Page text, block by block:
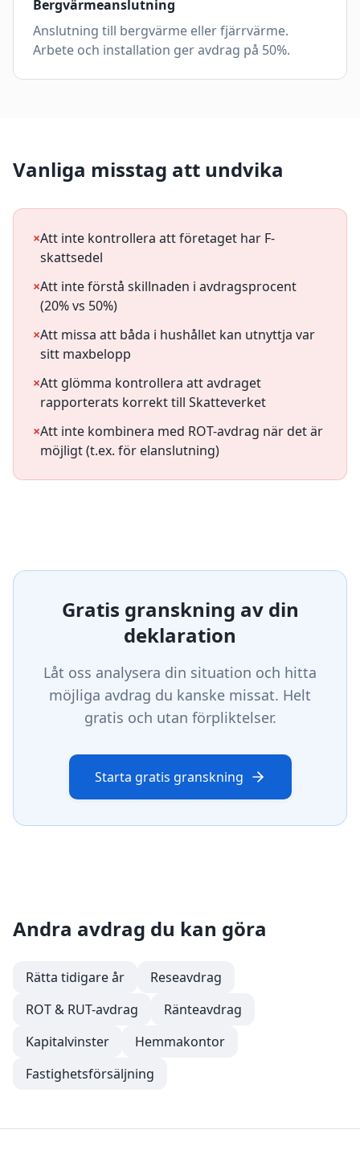
Bergvärmeanslutning
Anslutning till bergvärme eller fjärrvärme.
Arbete och installation ger avdrag på 50%.
Vanliga misstag att undvika
×Att inte kontrollera att företaget har F-
skattsedel
×Att inte förstå skillnaden i avdragsprocent
(20% vs 50%)
×Att missa att båda i hushållet kan utnyttja var
sitt maxbelopp
×Att glömma kontrollera att avdraget
rapporterats korrekt till Skatteverket
×Att inte kombinera med ROT-avdrag när det är
möjligt (t.ex. för elanslutning)
Gratis granskning av din
deklaration
Låt oss analysera din situation och hitta
möjliga avdrag du kanske missat. Helt
gratis och utan förpliktelser.
Starta gratis granskning
Andra avdrag du kan göra
Rätta tidigare år
Reseavdrag
ROT & RUT-avdrag
Ränteavdrag
Kapitalvinster
Hemmakontor
Fastighetsförsäljning